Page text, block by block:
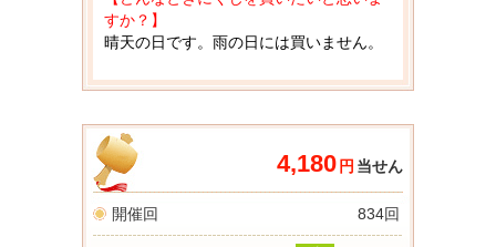
すか？】
晴天の日です。雨の日には買いません。
4,180 円 当せん
開催回 834回